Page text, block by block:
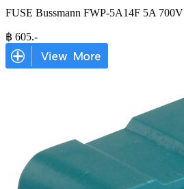
FUSE Bussmann FWP-5A14F 5A 700V
฿ 605.-